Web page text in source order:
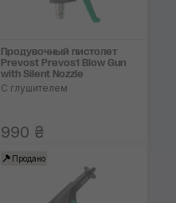
Продувочный пистолет
Prevost Prevos1 Blow Gun
with Silent Nozzle
С глушителем
990 ₴
Продано